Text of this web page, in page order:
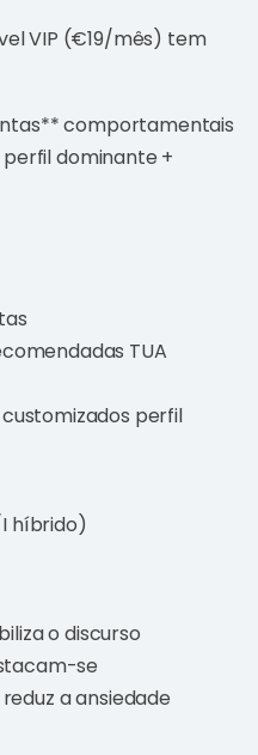
VIP (€19/mês) tem
comportamentais
dominante +
TUA
perfil
híbrido)
o discurso
se
a ansiedade